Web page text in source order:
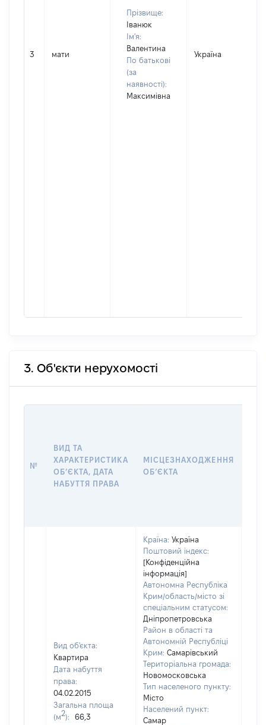
3 мати
Прізвище:
Іванюк
Ім'я:
Валентина
По батькові
(за
наявності):
Максимівна
Україна
3. Об'єкти нерухомості
№
ВИД ТА
ХАРАКТЕРИСТИКА
ОБʼЄКТА, ДАТА
НАБУТТЯ ПРАВА
МІСЦЕЗНАХОДЖЕННЯ
ОБʼЄКТА
Вид об'єкта:
Квартира
Дата набуття
права:
04.02.2015
Загальна площа
(м2):
66,3
Країна: Україна
Поштовий індекс:
[Конфіденційна
інформація]
Автономна Республіка
Крим/область/місто зі
спеціальним статусом:
Дніпропетровська
Район в області та
Автономній Республіці
Крим: Самарівський
Територіальна громада:
Новомосковська
Тип населеного пункту:
Місто
Населений пункт:
Самар